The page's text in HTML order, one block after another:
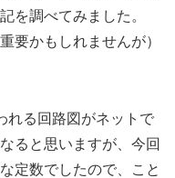
を調べてみました。
要かもしれませんが）
れる回路図がネットで
ると思いますが、今回
定数でしたので、こと